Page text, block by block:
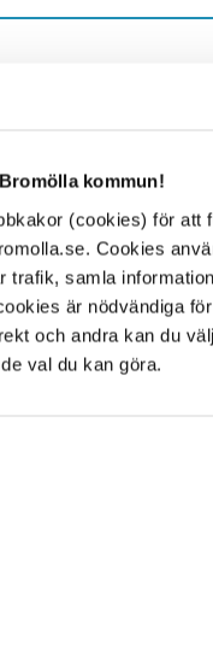
kommun!
(cookies) för att
Cookies
trafik, samla
är nödvändiga
och andra kan du
val du kan göra.